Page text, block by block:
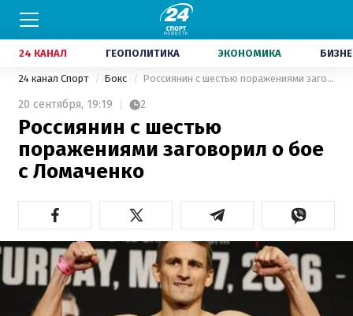
24 КАНАЛ ГЕОПОЛИТИКА ЭКОНОМИКА
24 канал Спорт Бокс Россиянин с шестью поражениями заговорил о бое с Ломаченко
20 сентября, 19:19 2
Россиянин с шестью
поражениями заговорил о бое
с Ломаченко